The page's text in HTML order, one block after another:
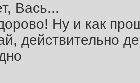
Вась...
Ну и как
действительно